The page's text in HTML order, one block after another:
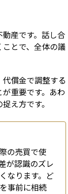
産です。話し合
とで、全体の議
償金で調整する
重要です。あわ
え方です。
の売買で使
が認識のズレ
なります。ど
事前に相続